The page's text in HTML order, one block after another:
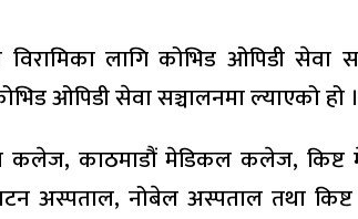
लागि कोभिड ओपिडी सेवा
ओपिडी सेवा सञ्चालनमा ल्याएको हो ।
कलेज, काठमाडौं मेडिकल कलेज, किष्ट
अस्पताल, नोबेल अस्पताल तथा